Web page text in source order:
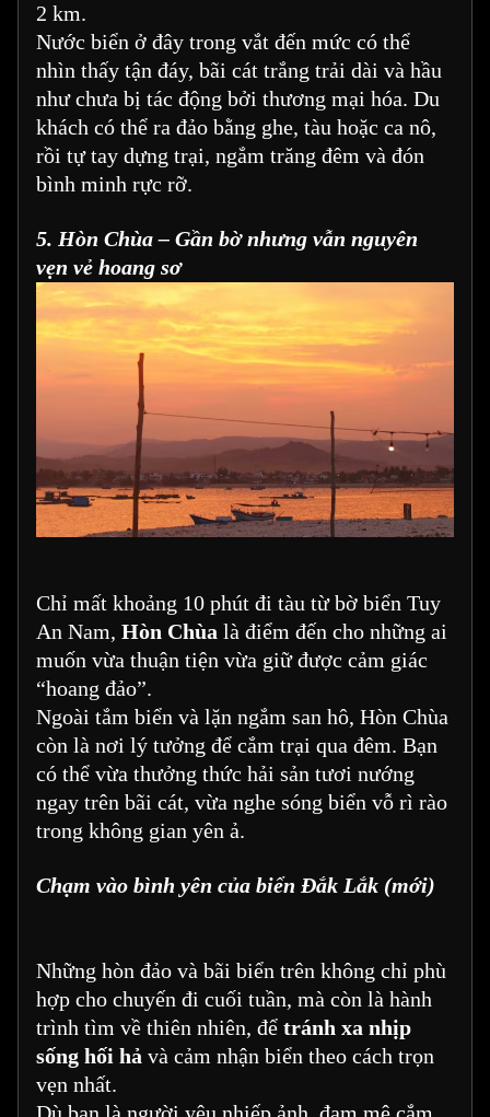
2 km.
Nước biển ở đây trong vắt đến mức có thể
nhìn thấy tận đáy, bãi cát trắng trải dài và hầu
như chưa bị tác động bởi thương mại hóa. Du
khách có thể ra đảo bằng ghe, tàu hoặc ca nô,
rồi tự tay dựng trại, ngắm trăng đêm và đón
bình minh rực rỡ.
5. Hòn Chùa – Gần bờ nhưng vẫn nguyên
vẹn vẻ hoang sơ
Chỉ mất khoảng 10 phút đi tàu từ bờ biển Tuy
An Nam, Hòn Chùa là điểm đến cho những ai
muốn vừa thuận tiện vừa giữ được cảm giác
“hoang đảo”.
Ngoài tắm biển và lặn ngắm san hô, Hòn Chùa
còn là nơi lý tưởng để cắm trại qua đêm. Bạn
có thể vừa thưởng thức hải sản tươi nướng
ngay trên bãi cát, vừa nghe sóng biển vỗ rì rào
trong không gian yên ả.
Chạm vào bình yên của biển Đắk Lắk (mới)
Những hòn đảo và bãi biển trên không chỉ phù
hợp cho chuyến đi cuối tuần, mà còn là hành
trình tìm về thiên nhiên, để tránh xa nhịp
sống hối hả và cảm nhận biển theo cách trọn
vẹn nhất.
Dù bạn là người yêu nhiếp ảnh, đam mê cắm